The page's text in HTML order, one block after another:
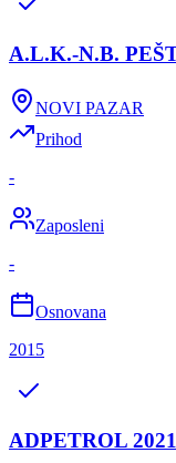
A.L.K.-N.B.
NOVI PAZAR
Prihod
-
Zaposleni
-
Osnovana
2015
ADPETROL